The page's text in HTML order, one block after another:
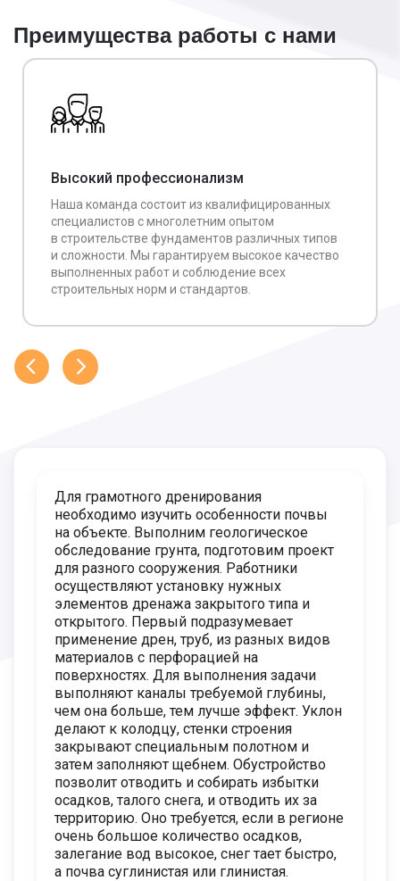
Преимущества работы с нами
Высокий профессионализм
Наша команда состоит из квалифицированных
специалистов с многолетним опытом
в строительстве фундаментов различных типов
и сложности. Мы гарантируем высокое качество
выполненных работ и соблюдение всех
строительных норм и стандартов.
Для грамотного дренирования
необходимо изучить особенности почвы
на объекте. Выполним геологическое
обследование грунта, подготовим проект
для разного сооружения. Работники
осуществляют установку нужных
элементов дренажа закрытого типа и
открытого. Первый подразумевает
применение дрен, труб, из разных видов
материалов с перфорацией на
поверхностях. Для выполнения задачи
выполняют каналы требуемой глубины,
чем она больше, тем лучше эффект. Уклон
делают к колодцу, стенки строения
закрывают специальным полотном и
затем заполняют щебнем. Обустройство
позволит отводить и собирать избытки
осадков, талого снега, и отводить их за
территорию. Оно требуется, если в регионе
очень большое количество осадков,
залегание вод высокое, снег тает быстро,
а почва суглинистая или глинистая.